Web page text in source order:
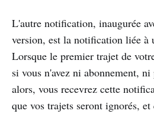
L'autre notification, inaugurée
version, est la notification liée à
Lorsque le premier trajet de
si vous n'avez ni abonnement,
alors, vous recevrez cette
que vos trajets seront ignorés,